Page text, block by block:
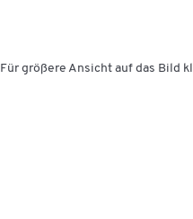
Für größere Ansicht auf das Bild